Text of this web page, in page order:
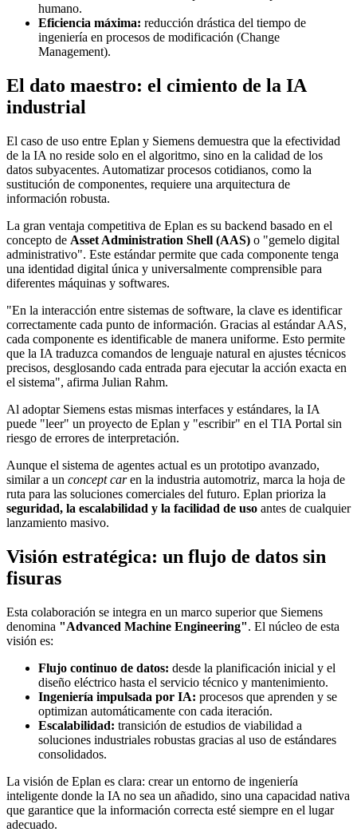
humano.
Eficiencia máxima: reducción drástica del tiempo de
ingeniería en procesos de modificación (Change
Management).
El dato maestro: el cimiento de la IA
industrial
El caso de uso entre Eplan y Siemens demuestra que la efectividad
de la IA no reside solo en el algoritmo, sino en la calidad de los
datos subyacentes. Automatizar procesos cotidianos, como la
sustitución de componentes, requiere una arquitectura de
información robusta.
La gran ventaja competitiva de Eplan es su backend basado en el
concepto de Asset Administration Shell (AAS) o "gemelo digital
administrativo". Este estándar permite que cada componente tenga
una identidad digital única y universalmente comprensible para
diferentes máquinas y softwares.
"En la interacción entre sistemas de software, la clave es identificar
correctamente cada punto de información. Gracias al estándar AAS,
cada componente es identificable de manera uniforme. Esto permite
que la IA traduzca comandos de lenguaje natural en ajustes técnicos
precisos, desglosando cada entrada para ejecutar la acción exacta en
el sistema", afirma Julian Rahm.
Al adoptar Siemens estas mismas interfaces y estándares, la IA
puede "leer" un proyecto de Eplan y "escribir" en el TIA Portal sin
riesgo de errores de interpretación.
Aunque el sistema de agentes actual es un prototipo avanzado,
similar a un concept caren la industria automotriz, marca la hoja de
ruta para las soluciones comerciales del futuro. Eplan prioriza la
seguridad, la escalabilidad y la facilidad de uso antes de cualquier
lanzamiento masivo.
Visión estratégica: un flujo de datos sin
fisuras
Esta colaboración se integra en un marco superior que Siemens
denomina "Advanced Machine Engineering". El núcleo de esta
visión es:
Flujo continuo de datos: desde la planificación inicial y el
diseño eléctrico hasta el servicio técnico y mantenimiento.
Ingeniería impulsada por IA: procesos que aprenden y se
optimizan automáticamente con cada iteración.
Escalabilidad: transición de estudios de viabilidad a
soluciones industriales robustas gracias al uso de estándares
consolidados.
La visión de Eplan es clara: crear un entorno de ingeniería
inteligente donde la IA no sea un añadido, sino una capacidad nativa
que garantice que la información correcta esté siempre en el lugar
adecuado.